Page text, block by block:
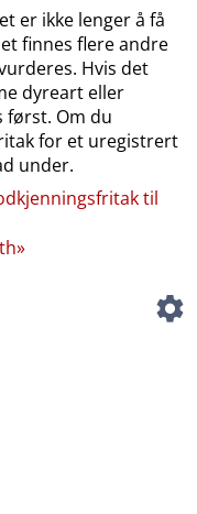
er ikke lenger å få
finnes flere andre
Hvis det
dyreart eller
først. Om du
for et uregistrert
under.
til